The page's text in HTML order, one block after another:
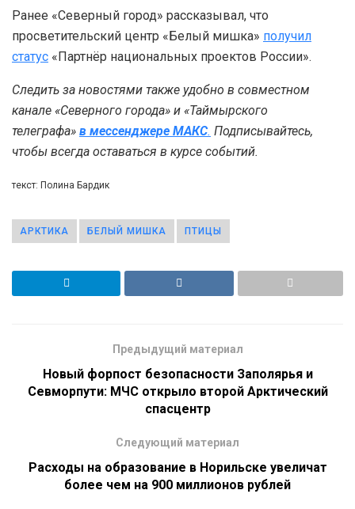
Ранее «Северный город» рассказывал, что
просветительский центр «Белый мишка» получил
статус «Партнёр национальных проектов России».
Следить за новостями также удобно в совместном
канале «Северного города» и «Таймырского
телеграфа» в мессенджере MAКС. Подписывайтесь,
чтобы всегда оставаться в курсе событий.
текст: Полина Бардик
АРКТИКА БЕЛЫЙ МИШКА ПТИЦЫ
Предыдущий материал
Новый форпост безопасности Заполярья и
Севморпути: МЧС открыло второй Арктический
спасцентр
Следующий материал
Расходы на образование в Норильске увеличат
более чем на 900 миллионов рублей